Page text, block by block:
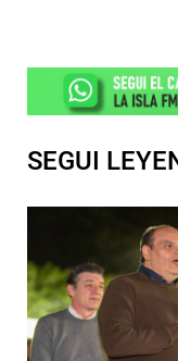
SEGUI